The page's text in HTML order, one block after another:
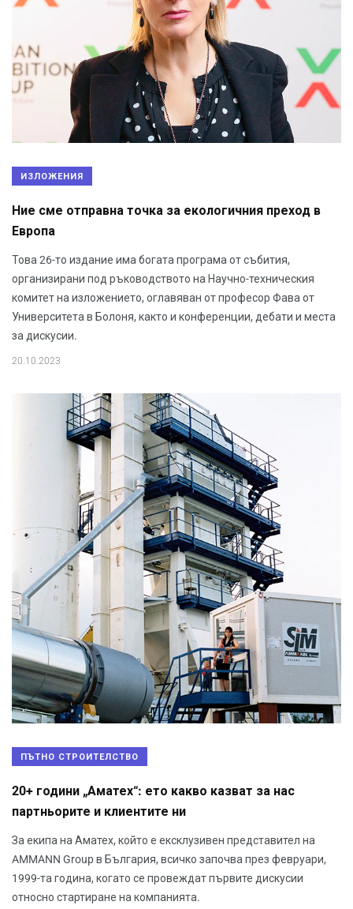
ИЗЛОЖЕНИЯ
Ние сме отправна точка за екологичния преход в
Европа
Това 26-то издание има богата програма от събития,
организирани под ръководството на Научно-техническия
комитет на изложението, оглавяван от професор Фава от
Университета в Болоня, както и конференции, дебати и места
за дискусии.
20.10.2023
ПЪТНО СТРОИТЕЛСТВО
20+ години „Аматех“: ето какво казват за нас
партньорите и клиентите ни
За екипа на Аматех, който е ексклузивен представител на
AMMANN Group в България, всичко започва през февруари,
1999-та година, когато се провеждат първите дискусии
относно стартиране на компанията.